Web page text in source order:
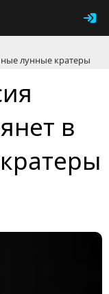
лунные кратеры
в